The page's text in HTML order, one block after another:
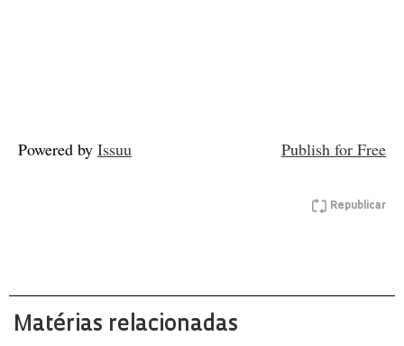
Powered by Issuu Publish for Free
Republicar